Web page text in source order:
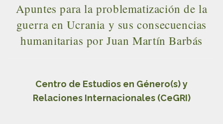
Apuntes para la problematización de la
guerra en Ucrania y sus consecuencias
humanitarias por Juan Martín Barbás
Centro de Estudios en Género(s) y
Relaciones Internacionales (CeGRI)